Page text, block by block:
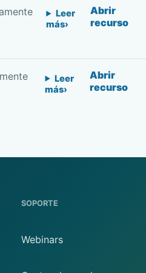
Leer
más
Abrir
recurso
Leer
más
Abrir
recurso
SOPORTE
Webinars